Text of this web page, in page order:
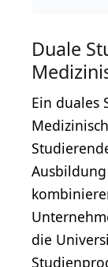
Duale
Ein duales
die